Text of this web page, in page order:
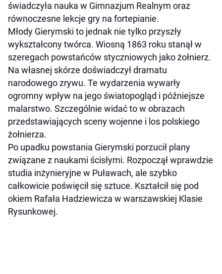
świadczyła nauka w Gimnazjum Realnym oraz
równoczesne lekcje gry na fortepianie.
Młody Gierymski to jednak nie tylko przyszły
wykształcony twórca. Wiosną 1863 roku stanął w
szeregach powstańców styczniowych jako żołnierz.
Na własnej skórze doświadczył dramatu
narodowego zrywu. Te wydarzenia wywarły
ogromny wpływ na jego światopogląd i późniejsze
malarstwo. Szczególnie widać to w obrazach
przedstawiających sceny wojenne i los polskiego
żołnierza.
Po upadku powstania Gierymski porzucił plany
związane z naukami ścisłymi. Rozpoczął wprawdzie
studia inżynieryjne w Puławach, ale szybko
całkowicie poświęcił się sztuce. Kształcił się pod
okiem Rafała Hadziewicza w warszawskiej Klasie
Rysunkowej.